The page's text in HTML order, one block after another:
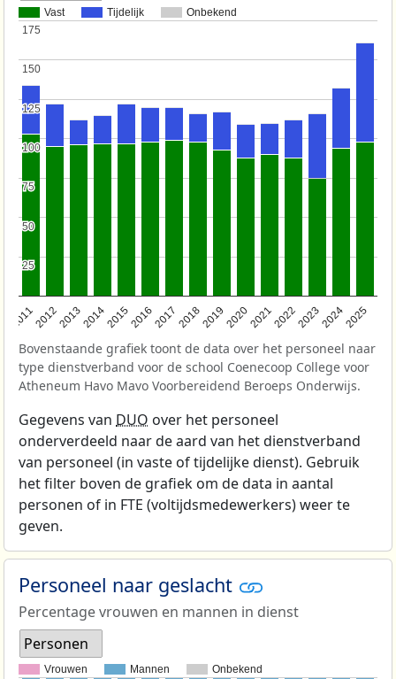
Vast Tijdelijk Onbekend
201120122013201420152016201720182019202020212022202320242025
25
25
50
50
75
75
100
100
125
125
150
150
175
175
Bovenstaande grafiek toont de data over het personeel naar
type dienstverband voor de school Coenecoop College voor
Atheneum Havo Mavo Voorbereidend Beroeps Onderwijs.
Gegevens van DUO over het personeel
onderverdeeld naar de aard van het dienstverband
van personeel (in vaste of tijdelijke dienst). Gebruik
het filter boven de grafiek om de data in aantal
personen of in FTE (voltijdsmedewerkers) weer te
geven.
Personeel naar geslacht
Percentage vrouwen en mannen in dienst
Personen
Vrouwen Mannen Onbekend